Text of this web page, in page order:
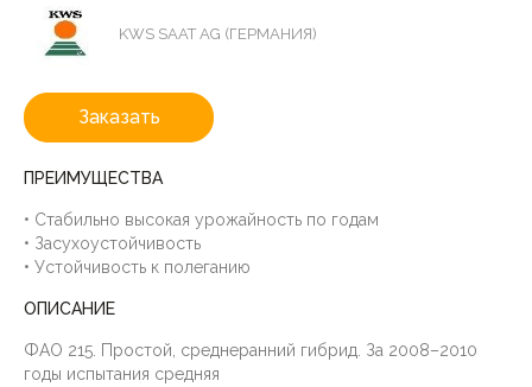
KWS SAAT AG (ГЕРМАНИЯ)
Заказать
ПРЕИМУЩЕСТВА
• Стабильно высокая урожайность по годам
• Засухоустойчивость
• Устойчивость к полеганию
ОПИСАНИЕ
ФАО 215. Простой, среднеранний гибрид. За 2008–2010
годы испытания средняя